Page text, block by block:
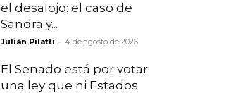
el desalojo: el caso de
Sandra y...
Julián Pilatti - 4 de agosto de 2026
El Senado está por votar
una ley que ni Estados